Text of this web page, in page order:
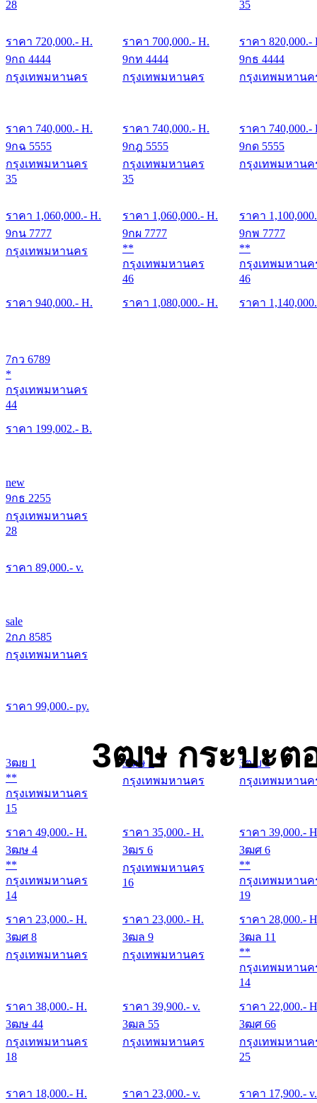
28
ราคา 720,000.- H. ราคา 700,000.- H.
35
ราคา 820,000.-
9กถ 4444
กรุงเทพมหานคร
ราคา 740,000.- H.
9กท 4444
กรุงเทพมหานคร
ราคา 740,000.- H.
9กธ 4444
กรุงเทพมหานค
ราคา 740,000.-
9กฉ 5555
กรุงเทพมหานคร
35
ราคา 1,060,000.- H.
9กฎ 5555
กรุงเทพมหานคร
35
ราคา 1,060,000.- H.
9กด 5555
กรุงเทพมหานค
ราคา 1,100,000
9กน 7777
กรุงเทพมหานคร
ราคา 940,000.- H.
9กผ 7777
**
กรุงเทพมหานคร
46
ราคา 1,080,000.- H.
9กพ 7777
**
กรุงเทพมหานค
46
ราคา 1,140,000
7กว 6789
*
กรุงเทพมหานคร
44
ราคา 199,002.- B.
new
9กธ 2255
กรุงเทพมหานคร
28
ราคา 89,000.- v.
sale
2กภ 8585
กรุงเทพมหานคร
ราคา 99,000.- py.
3ฒษ กระบะต
3ฒย 1
**
กรุงเทพมหานคร
15
ราคา 49,000.- H.
3ฒษ 1
กรุงเทพมหานคร
ราคา 35,000.- H.
3ฒบ 3
กรุงเทพมหานค
ราคา 39,000.-
3ฒษ 4
**
กรุงเทพมหานคร
14
ราคา 23,000.- H.
3ฒร 6
กรุงเทพมหานคร
16
ราคา 23,000.- H.
3ฒศ 6
**
กรุงเทพมหานค
19
ราคา 28,000.-
3ฒศ 8
กรุงเทพมหานคร
ราคา 38,000.- H.
3ฒล 9
กรุงเทพมหานคร
ราคา 39,900.- v.
3ฒล 11
**
กรุงเทพมหานค
14
ราคา 22,000.-
3ฒษ 44
กรุงเทพมหานคร
18
ราคา 18,000.- H.
3ฒล 55
กรุงเทพมหานคร
ราคา 23,000.- v.
3ฒศ 66
กรุงเทพมหานค
25
ราคา 17,900.- v.